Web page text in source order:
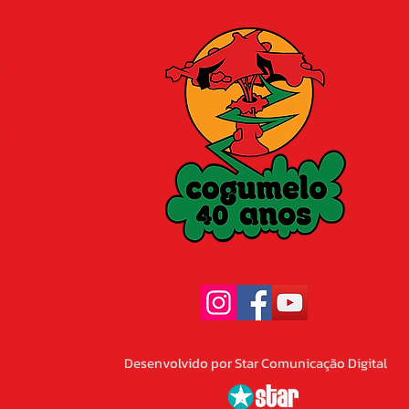
Desenvolvido por Star Comunicação Digital